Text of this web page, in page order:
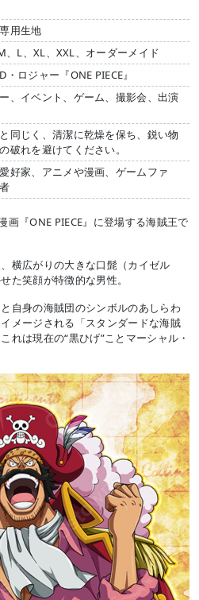
用生地
、L、XL、XXL、オーダーメイド
・ロジャー『ONE PIECE』
、イベント、ゲーム、撮影会、出演
同じく、清潔に乾燥を保ち、鋭い物
破れを避けてください。
好家、アニメや漫画、ゲームファ
画『ONE PIECE』に登場する海賊王で
横広がりの大きな口髭（カイゼル
た笑顔が特徴的な男性。
自身の海賊団のシンボルのあしらわ
メージされる「スタンダードな海賊
れは現在の“黒ひげ”ことマーシャル・